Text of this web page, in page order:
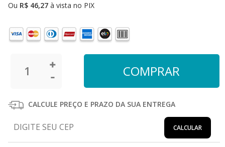
Ou R$ 46,27 à vista no PIX
CALCULE PREÇO E PRAZO DA SUA ENTREGA
CALCULAR